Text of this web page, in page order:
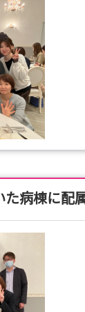
病棟に配